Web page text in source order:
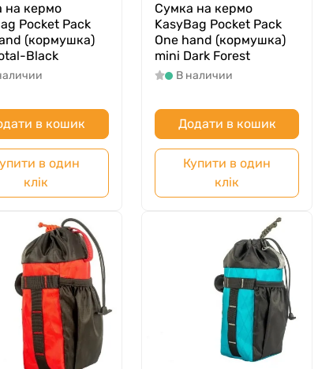
на кермо
Pocket Pack
(кормушка)
Black
в кошик
в один
клік
Сумка на кермо
KasyBag Pocket Pack
One hand (кормушка)
mini Dark Forest
В наличии
Додати в кошик
Купити в один
клік